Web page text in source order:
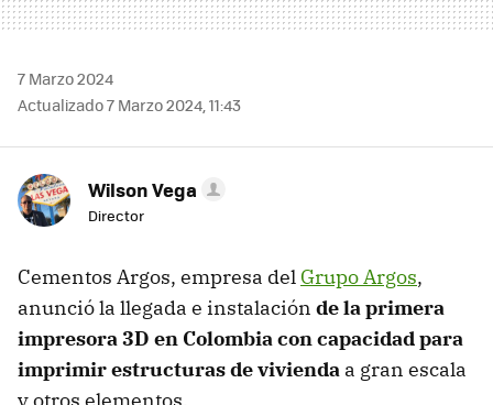
7 Marzo 2024
Actualizado 7 Marzo 2024, 11:43
Wilson Vega
Director
Cementos Argos, empresa del Grupo Argos,
anunció la llegada e instalación de la primera
impresora 3D en Colombia con capacidad para
imprimir estructuras de vivienda a gran escala